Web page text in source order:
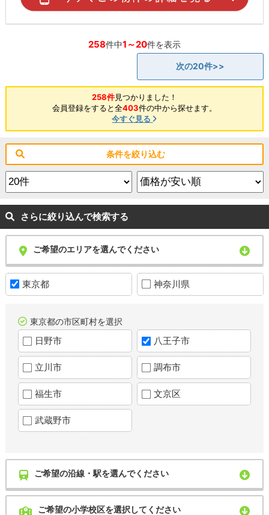
258件中1～20件を表示
次の20件>>
258件見つかりました！
会員登録をすると全403件の中から探せます。
今すぐ見る
条件を絞り込む
さらに絞り込んで検索する
ご希望のエリアを選んでください
東京都 神奈川県
東京都の市区町村を選択
日野市 八王子市
立川市 調布市
福生市 文京区
武蔵野市
ご希望の沿線・駅を選んでください
ご希望の小学校区を選択してください